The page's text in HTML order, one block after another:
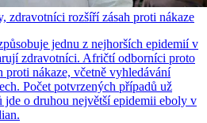
zdravotníci rozšíří zásah proti nákaze
jednu z nejhorších epidemií v
zdravotníci. Afričtí odborníci proto
proti nákaze, včetně vyhledávání
Počet potvrzených případů už
jde o druhou největší epidemii eboly v